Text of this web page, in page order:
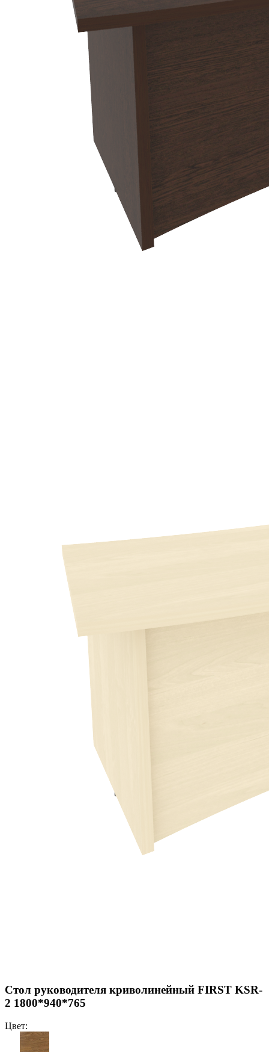
Стол руководителя криволинейный FIRST KSR-
2 1800*940*765
Цвет: